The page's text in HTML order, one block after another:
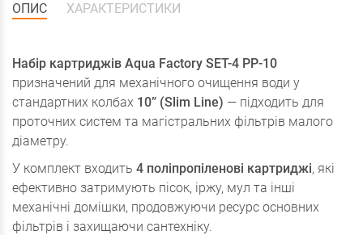
ОПИС ХАРАКТЕРИСТИКИ
Набір картриджів Aqua Factory SET-4 PP-10
призначений для механічного очищення води у
стандартних колбах 10” (Slim Line) — підходить для
проточних систем та магістральних фільтрів малого
діаметру.
У комплект входить 4 поліпропіленові картриджі, які
ефективно затримують пісок, іржу, мул та інші
механічні домішки, продовжуючи ресурс основних
фільтрів і захищаючи сантехніку.